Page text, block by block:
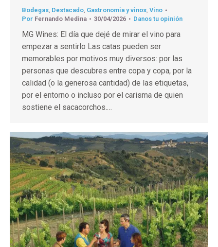
Bodegas Destacado Gastronomia y vinos Vino
Por Fernando Medina 30/04/2026 Danos tu opinión
MG Wines: El día que dejé de mirar el vino para
empezar a sentirlo Las catas pueden ser
memorables por motivos muy diversos: por las
personas que descubres entre copa y copa, por la
calidad (o la generosa cantidad) de las etiquetas,
por el entorno o incluso por el carisma de quien
sostiene el sacacorchos.…